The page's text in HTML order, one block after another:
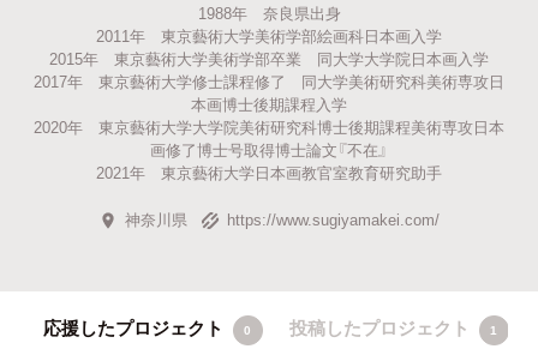
1988年 奈良県出身
2011年 東京藝術大学美術学部絵画科日本画入学
2015年 東京藝術大学美術学部卒業 同大学大学院日本画入学
2017年 東京藝術大学修士課程修了 同大学美術研究科美術専攻日
本画博士後期課程入学
2020年 東京藝術大学大学院美術研究科博士後期課程美術専攻日本
画修了博士号取得博士論文『不在』
2021年 東京藝術大学日本画教官室教育研究助手
神奈川県 https://www.sugiyamakei.com/
応援したプロジェクト 0 投稿したプロジェクト 1